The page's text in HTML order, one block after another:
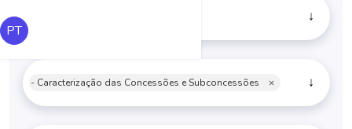
PT
- Caracterização das Concessões e Subconcessões ×